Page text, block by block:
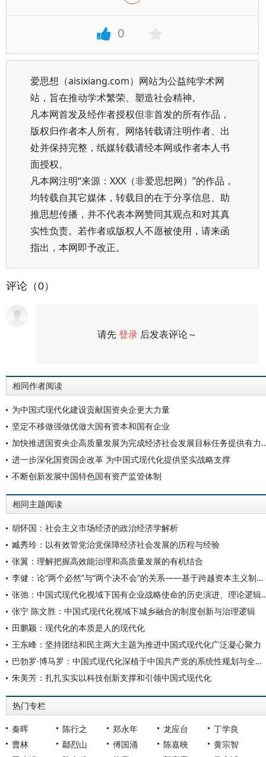
0
爱思想（aisixiang.com）网站为公益纯学术网
站，旨在推动学术繁荣、塑造社会精神。
凡本网首发及经作者授权但非首发的所有作品，
版权归作者本人所有。网络转载请注明作者、出
处并保持完整，纸媒转载请经本网或作者本人书
面授权。
凡本网注明“来源：XXX（非爱思想网）”的作品，
均转载自其它媒体，转载目的在于分享信息、助
推思想传播，并不代表本网赞同其观点和对其真
实性负责。若作者或版权人不愿被使用，请来函
指出，本网即予改正。
评论（0）
请先登录 后发表评论～
相同作者阅读
为中国式现代化建设贡献国资央企更大力量
坚定不移做强做优做大国有资本和国有企业
加快推进国资央企高质量发展
进一步深化国资国企改革 为中国式现代化提供坚实战略支撑
不断创新发展中国特色国有资产监管体制
相同主题阅读
胡怀国：社会主义市场经济的政治经济学解析
臧秀玲：以有效管党治党保障经济社会发展的历程与经验
张翼：理解把握高效能治理和高质量发展的有机结合
李健：论“两个必然”与“两个决不会”的关系——基于跨越资本主义制度“卡夫丁峡谷”设想的反思
张弛：中国式现代化视域下国有
张宁 陈文胜：中国式现代化视域下城乡融合的制度创新与治理逻辑
田鹏颖：现代化的本质是人的现代化
王东峰：坚持团结和民主两大主题为推进中国式现代化广泛凝心聚力
巴勃罗·博马罗：中国式现代化深植于中国共产党的系统性规划与全方位治理实践
朱美芳：扎扎实实以科技创新支撑和引领中国式现代化
热门专栏
秦晖 陈行之 郑永年 龙应台
丁学良
曹林
鄢烈山 傅国涌 陈嘉映
黄宗智